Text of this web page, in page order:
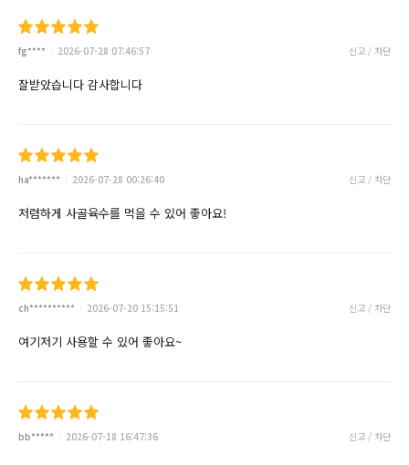
fg**** 2026-07-28 07:46:57 신고 / 차단
잘받았습니다 감사합니다
ha******* 2026-07-28 00:26:40 신고 / 차단
저렴하게 사골육수를 먹을 수 있어 좋아요!
ch********** 2026-07-20 15:15:51 신고 / 차단
여기저기 사용할 수 있어 좋아요~
bb***** 2026-07-18 16:47:36 신고 / 차단